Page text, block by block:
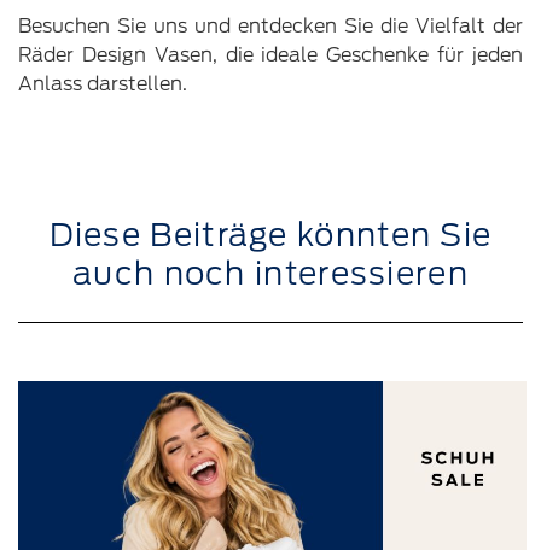
Besuchen Sie uns und entdecken Sie die Vielfalt der
Räder Design Vasen, die ideale Geschenke für jeden
Anlass darstellen.
Diese Beiträge könnten Sie
auch noch interessieren